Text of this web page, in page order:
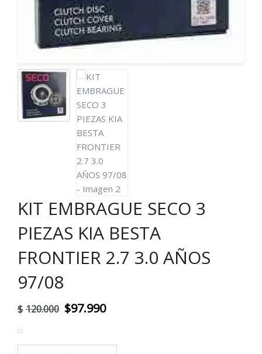
KIT EMBRAGUE SECO 3
PIEZAS KIA BESTA
FRONTIER 2.7 3.0 AÑOS
97/08
$ 120.000 El
original
$97.990El
actual